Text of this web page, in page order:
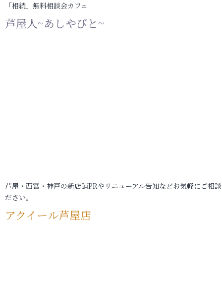
「相続」無料相談会カフェ
芦屋人~あしやびと~
芦屋・西宮・神戸の新店舗PRやリニューアル告知などお気軽にご相
ださい。
アクイール芦屋店